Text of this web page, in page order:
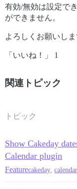
有効/無効は設定で
ができません。
よろしくお願いしま
「いいね！」 1
関連トピック
トピック
Show Cakeday
Calendar plugin
Featurecakeday